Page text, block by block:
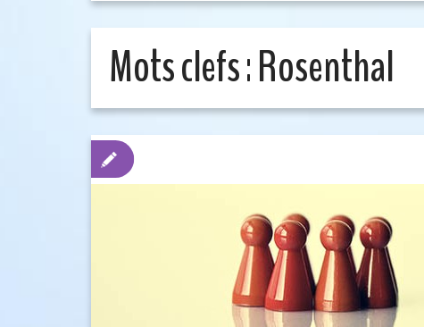
Mots clefs :Rosenthal